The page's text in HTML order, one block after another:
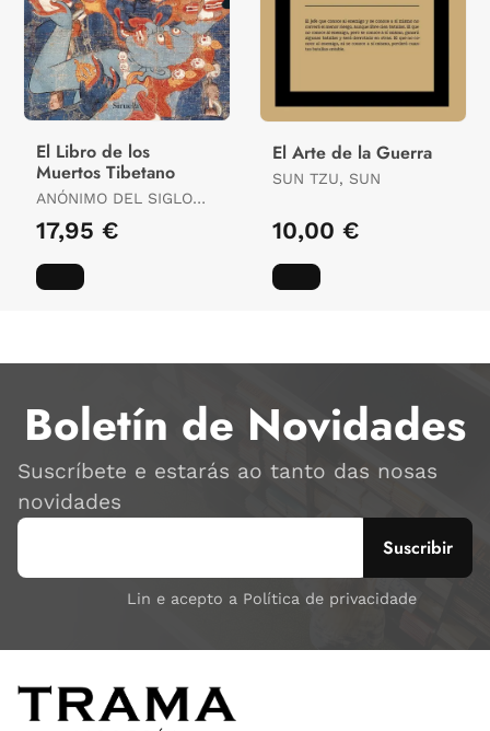
El Libro de los
Muertos Tibetano
ANÓNIMO DEL SIGLO
ARNAU
17,95 €
El Arte de la Guerra
SUN TZU, SUN
10,00 €
Boletín de Novidades
Suscríbete e estarás ao tanto das nosas
novidades
Lin e acepto a Política de privacidade